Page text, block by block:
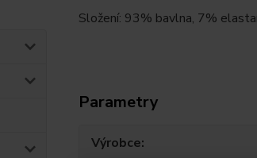
Složení: 93% bavlna, 7%
Parametry
Výrobce